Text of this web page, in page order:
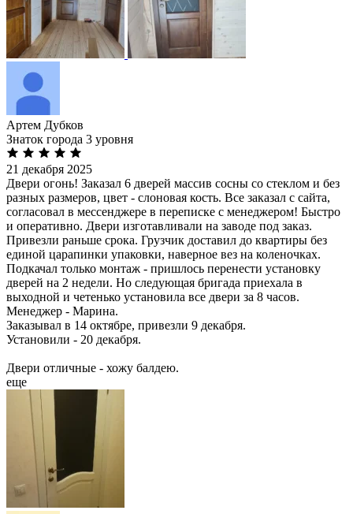
Артем Дубков
Знаток города 3 уровня
21 декабря 2025
Двери огонь! Заказал 6 дверей массив сосны со стеклом и без
разных размеров, цвет - слоновая кость. Все заказал с сайта,
согласовал в мессенджере в переписке с менеджером! Быстро
и оперативно. Двери изготавливали на заводе под заказ.
Привезли раньше срока. Грузчик доставил до квартиры без
единой царапинки упаковки, наверное вез на коленочках.
Подкачал только монтаж - пришлось перенести установку
дверей на 2 недели. Но следующая бригада приехала в
выходной и четенько установила все двери за 8 часов.
Менеджер - Марина.
Заказывал в 14 октябре, привезли 9 декабря.
Установили - 20 декабря.
Двери отличные - хожу балдею.
еще